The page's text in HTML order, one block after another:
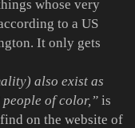
whose very
to a US
It only gets
also exist as
of color,” is
on the website of